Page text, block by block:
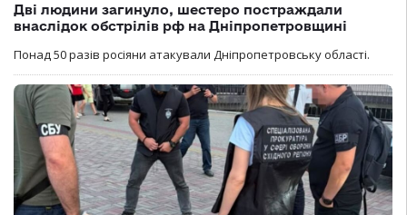
Дві людини загинуло, шестеро постраждали
внаслідок обстрілів рф на Дніпропетровщині
Понад 50 разів росіяни атакували Дніпропетровську області.